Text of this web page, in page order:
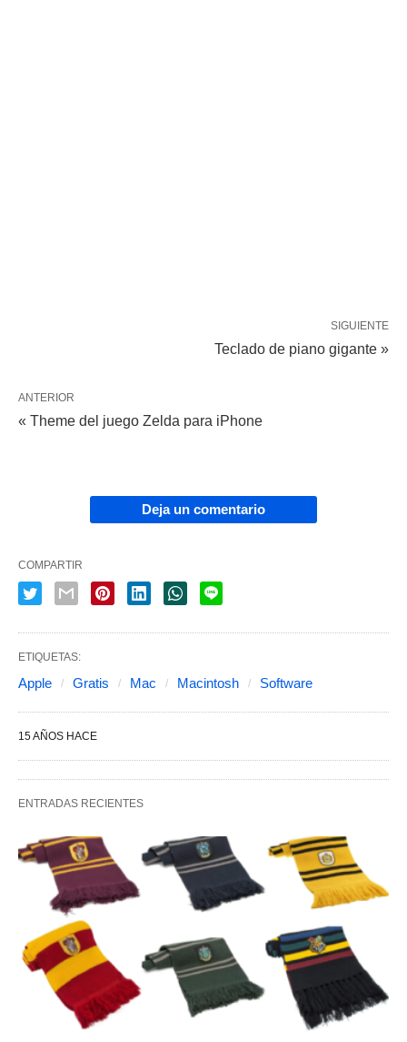
SIGUIENTE
Teclado de piano gigante »
ANTERIOR
« Theme del juego Zelda para iPhone
Deja un comentario
COMPARTIR
ETIQUETAS:
Apple Gratis Mac Macintosh Software
15 AÑOS HACE
ENTRADAS RECIENTES